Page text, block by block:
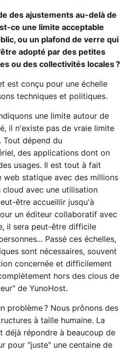
des ajustements au-delà de
ce une limite acceptable
ou un plafond de verre qui
adopté par des petites
ou des collectivités locales ?
est conçu pour une échelle
techniques et politiques.
une limite autour de
il n'existe pas de vraie limite
Tout dépend du
des applications dont on
usages. Il est tout à fait
web statique avec des millions
cloud avec une utilisation
être accueillir jusqu'à
un éditeur collaboratif avec
il sera peut-être difficile
Passé ces échelles,
sont nécessaires, souvent
concernée et difficilement
hors des clous de
de YunoHost.
problème ? Nous prônons des
à taille humaine. La
déjà répondre à beaucoup de
pour "juste" une centaine de